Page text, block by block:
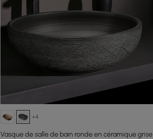
+4
Vasque de salle de bain ronde en céramique grise